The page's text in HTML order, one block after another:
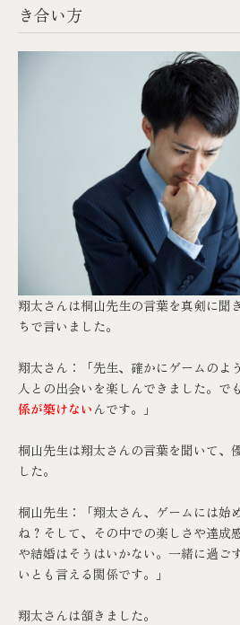
き合い方
翔太さんは桐山先生の言葉を真剣に聞
ちで言いました。
翔太さん：「先生、確かにゲームのよ
人との出会いを楽しんできました。で
係が築けない んです。」
桐山先生は翔太さんの言葉を聞いて、
した。
桐山先生：「翔太さん、ゲームには始
ね？そして、その中での楽しさや達成
や結婚はそうはいかない。一緒に過ご
いとも言える関係です。」
翔太さんは頷きました。